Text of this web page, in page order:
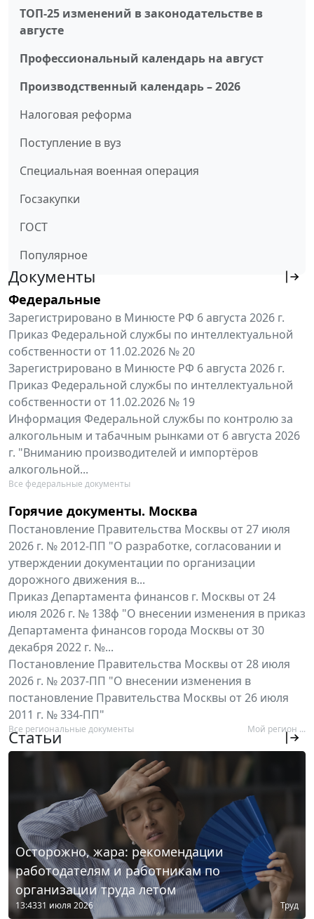
ТОП-25 изменений в законодательстве в
августе
Профессиональный календарь на август
Производственный календарь – 2026
Налоговая реформа
Поступление в вуз
Специальная военная операция
Госзакупки
ГОСТ
Популярное
Документы
Федеральные
Зарегистрировано в Минюсте РФ 6 августа 2026 г.
Приказ Федеральной службы по интеллектуальной
собственности от 11.02.2026 № 20
Зарегистрировано в Минюсте РФ 6 августа 2026 г.
Приказ Федеральной службы по интеллектуальной
собственности от 11.02.2026 № 19
Информация Федеральной службы по контролю за
алкогольным и табачным рынками от 6 августа 2026
г. "Вниманию производителей и импортёров
алкогольной...
Все федеральные документы
Горячие документы. Москва
Постановление Правительства Москвы от 27 июля
2026 г. № 2012-ПП "О разработке, согласовании и
утверждении документации по организации
дорожного движения в...
Приказ Департамента финансов г. Москвы от 24
июля 2026 г. № 138ф "О внесении изменения в приказ
Департамента финансов города Москвы от 30
декабря 2022 г. №...
Постановление Правительства Москвы от 28 июля
2026 г. № 2037-ПП "О внесении изменения в
постановление Правительства Москвы от 26 июля
2011 г. № 334-ПП"
Все региональные документы Мой регион ...
Статьи
Осторожно, жара: рекомендации
работодателям и работникам по
организации труда летом
13:4331 июля 2026 Труд